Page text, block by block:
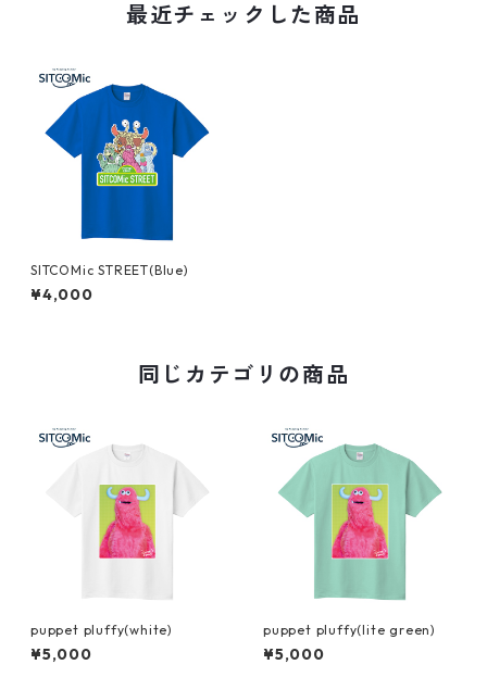
最近チェックした商品
SITCOMic STREET(Blue)
¥4,000
同じカテゴリの商品
puppet pluffy(white)
¥5,000
puppet pluffy(lite green)
¥5,000